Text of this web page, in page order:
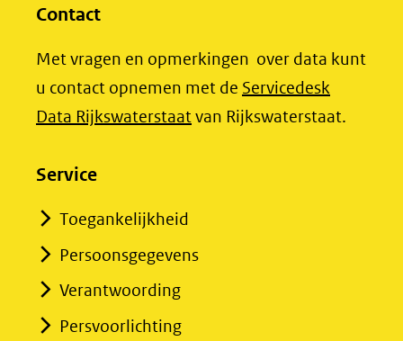
Contact
Met vragen en opmerkingen over data kunt
u contact opnemen met de Servicedesk
Data Rijkswaterstaat(opent
naar
van Rijkswaterstaat.
Service
Toegankelijkheid
Persoonsgegevens
Verantwoording
Persvoorlichting